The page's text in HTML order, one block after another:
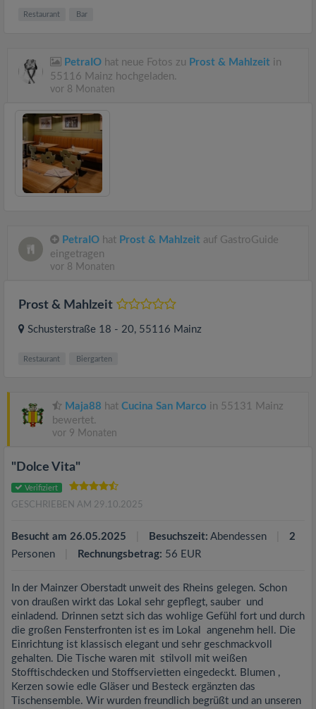
Restaurant Bar
PetraIO hat neue Fotos zu Prost & Mahlzeit in
55116 Mainz hochgeladen.
vor 8 Monaten
PetraIO hat Prost & Mahlzeit auf GastroGuide
eingetragen
vor 8 Monaten
Prost & Mahlzeit
Schusterstraße 18 - 20, 55116 Mainz
Restaurant Biergarten
Maja88 hat Cucina San Marco in 55131 Mainz
bewertet.
vor 9 Monaten
"Dolce Vita"
Verifiziert
GESCHRIEBEN AM 29.10.2025
Besucht am 26.05.2025 Besuchszeit: Abendessen
2
Personen
Rechnungsbetrag: 56 EUR
In der Mainzer Oberstadt unweit des Rheins gelegen. Schon
von draußen wirkt das Lokal sehr gepflegt, sauber und
einladend. Drinnen setzt sich das wohlige Gefühl fort und durch
die großen Fensterfronten ist es im Lokal angenehm hell. Die
Einrichtung ist klassisch elegant und sehr geschmackvoll
gehalten. Die Tische waren mit stilvoll mit weißen
Stofftischdecken und Stoffservietten eingedeckt. Blumen ,
Kerzen sowie edle Gläser und Besteck ergänzten das
Tischensemble. Wir wurden freundlich begrüßt und an unseren